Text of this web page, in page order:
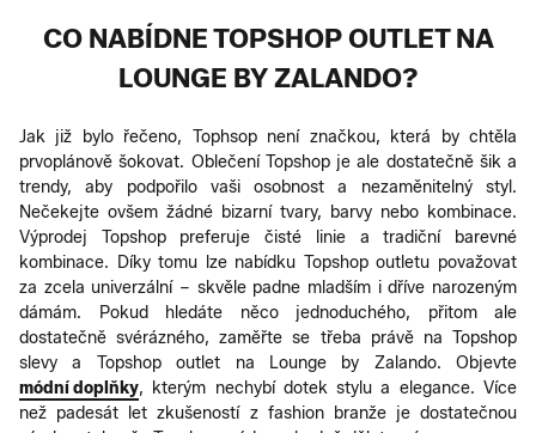
CO NABÍDNE TOPSHOP OUTLET NA
LOUNGE BY ZALANDO?
Jak již bylo řečeno, Tophsop není značkou, která by chtěla
prvoplánově šokovat. Oblečení Topshop je ale dostatečně šik a
trendy, aby podpořilo vaši osobnost a nezaměnitelný styl.
Nečekejte ovšem žádné bizarní tvary, barvy nebo kombinace.
Výprodej Topshop preferuje čisté linie a tradiční barevné
kombinace. Díky tomu lze nabídku Topshop outletu považovat
za zcela univerzální – skvěle padne mladším i dříve narozeným
dámám. Pokud hledáte něco jednoduchého, přitom ale
dostatečně svérázného, zaměřte se třeba právě na Topshop
slevy a Topshop outlet na Lounge by Zalando. Objevte
módní doplňky, kterým nechybí dotek stylu a elegance. Více
než padesát let zkušeností z fashion branže je dostatečnou